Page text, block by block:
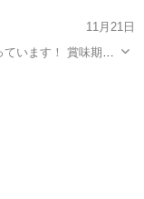
11月21日
ています！ 賞味期